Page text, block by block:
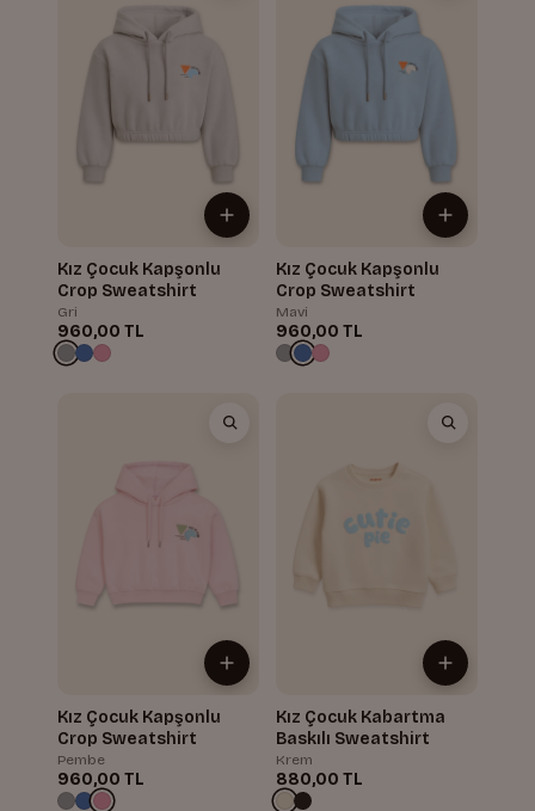
Kız Çocuk Kapşonlu
Crop Sweatshirt
Gri
960,00 TL
Kız Çocuk Kapşonlu
Crop Sweatshirt
Mavi
960,00 TL
Kız Çocuk Kapşonlu
Crop Sweatshirt
Pembe
960,00 TL
Kız Çocuk Kabartma
Baskılı Sweatshirt
Krem
880,00 TL